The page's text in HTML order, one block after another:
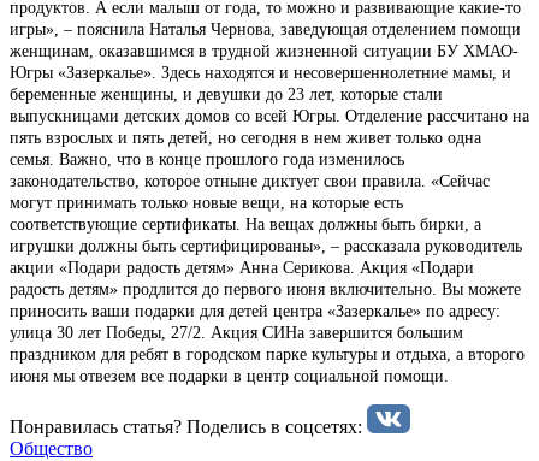
продуктов. А если малыш от года, то можно и развивающие какие-то
игры», – пояснила Наталья Чернова, заведующая отделением помощи
женщинам, оказавшимся в трудной жизненной ситуации БУ ХМАО-
Югры «Зазеркалье». Здесь находятся и несовершеннолетние мамы, и
беременные женщины, и девушки до 23 лет, которые стали
выпускницами детских домов со всей Югры. Отделение рассчитано на
пять взрослых и пять детей, но сегодня в нем живет только одна
семья. Важно, что в конце прошлого года изменилось
законодательство, которое отныне диктует свои правила. «Сейчас
могут принимать только новые вещи, на которые есть
соответствующие сертификаты. На вещах должны быть бирки, а
игрушки должны быть сертифицированы», – рассказала руководитель
акции «Подари радость детям» Анна Серикова. Акция «Подари
радость детям» продлится до первого июня включительно. Вы можете
приносить ваши подарки для детей центра «Зазеркалье» по адресу:
улица 30 лет Победы, 27/2. Акция СИНа завершится большим
праздником для ребят в городском парке культуры и отдыха, а второго
июня мы отвезем все подарки в центр социальной помощи.
Понравилась статья? Поделиcь в соцсетях:
Общество